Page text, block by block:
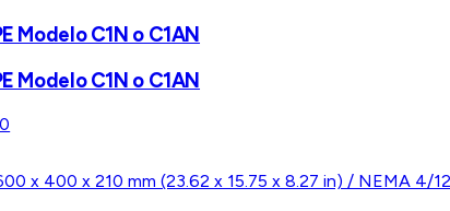
Modelo C1N o C1AN
Modelo C1N o C1AN